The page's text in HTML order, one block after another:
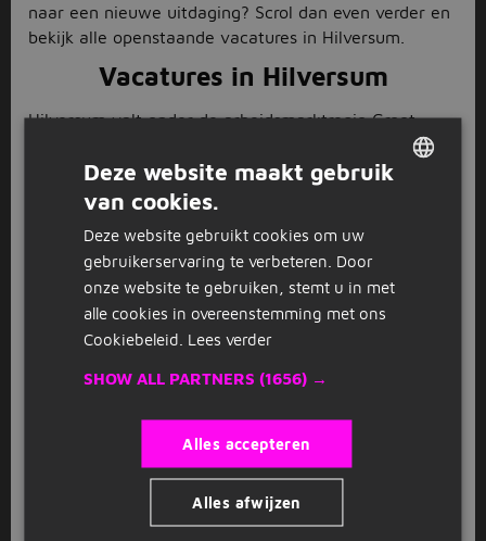
naar een nieuwe uitdaging? Scrol dan even verder en
bekijk alle openstaande vacatures in Hilversum.
Vacatures in Hilversum
Hilversum valt onder de arbeidsmarktregio Groot-
Amsterdam, waar er vooral veel werkgelegenheid is
in de dienstverlenende en verzorgende beroepen,
technische beroepen, industrie beroepen en
ook bij Jobbird veel openstaande vacatures in
Hilversum voor te vinden. Natuurlijk hebben we ook
voor andere sectoren genoeg beschikbare functies,
doordat wij samenwerken met verschillende
uitzendbureaus in Hilversum. Zo houden we ons
aanbod divers en actueel, en heb jij je droombaan zo
Mediapark Hilversum: het
mediahart van Nederland
Hilversum is hét mediahart van Nederland. Nergens
in ons land zitten zoveel publieke en commerciële
Deze website maakt gebruik
van cookies.
Deze website gebruikt cookies om uw
gebruikerservaring te verbeteren. Door
onze website te gebruiken, stemt u in met
alle cookies in overeenstemming met ons
Cookiebeleid. Lees verder
SHOW ALL PARTNERS (1656) →
Alles accepteren
Alles afwijzen